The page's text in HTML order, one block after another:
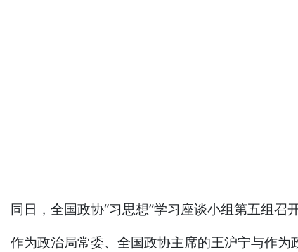
同日，全国政协“习思想”学习座谈小组第五组召
作为政治局常委、全国政协主席的王沪宁与作